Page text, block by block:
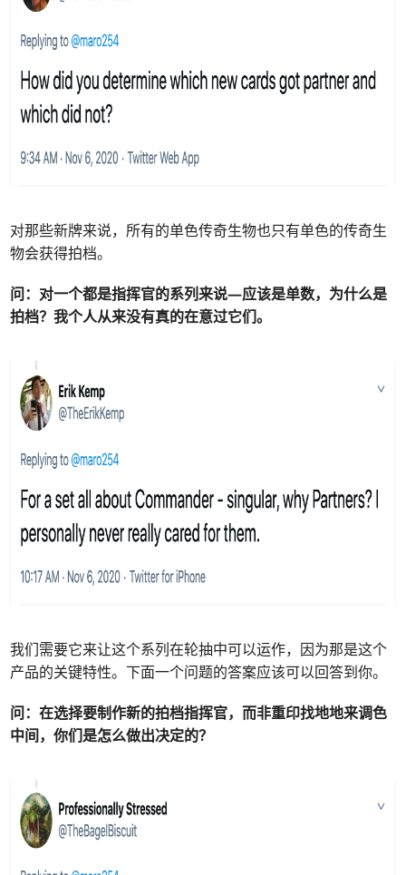
对那些新牌来说，所有的单色传奇生物也只有单色的传奇生
物会获得拍档。
问： 对一个都是指挥官的系列来说—应该是单数，为什么是
拍档？我个人从来没有真的在意过它们。
我们需要它来让这个系列在轮抽中可以运作，因为那是这个
产品的关键特性。下面一个问题的答案应该可以回答到你。
问：在选择要制作新的拍档指挥官，而非重印找地地来调色
中间，你们是怎么做出决定的？